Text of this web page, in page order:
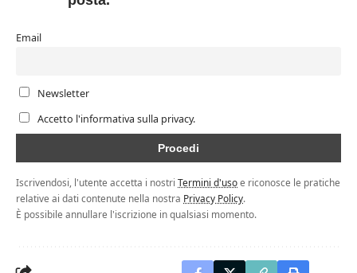
Email
Newsletter
Accetto l'informativa sulla privacy.
Iscrivendosi, l'utente accetta i nostri Termini d'usoe riconosce le pratiche
relative ai dati contenute nella nostra Privacy Policy.
È possibile annullare l'iscrizione in qualsiasi momento.